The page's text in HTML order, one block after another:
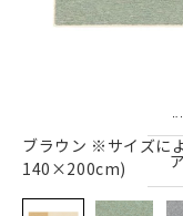
ブラウン ※サイズに
140×200cm)